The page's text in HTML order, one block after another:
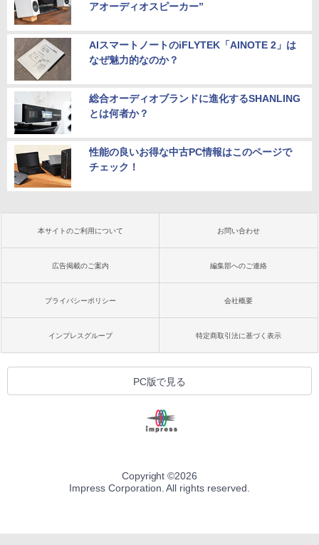
アオーディオスピーカー”
AIスマートノートのiFLYTEK「AINOTE 2」は
なぜ魅力的なのか？
総合オーディオブランドに進化するSHANLING
とは何者か？
性能の良いお得な中古PC情報はこのページで
チェック！
本サイトのご利用について お問い合わせ
広告掲載のご案内 編集部へのご連絡
プライバシーポリシー 会社概要
インプレスグループ 特定商取引法に基づく表示
PC版で見る
Copyright ©2026
Impress Corporation. All rights reserved.